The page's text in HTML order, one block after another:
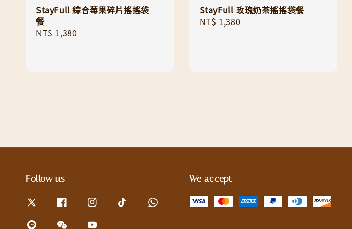
StayFull 綜合莓果碎片搖搖袋
餐
Regular
NT$ 1,380
StayFull 玫瑰奶茶搖搖袋餐
Regular
NT$ 1,380
Follow us We accept